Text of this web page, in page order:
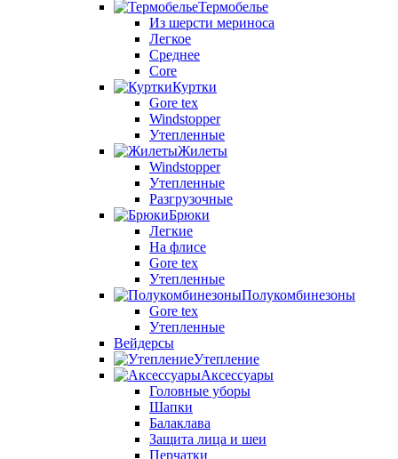
Термобелье
Из шерсти мериноса
Легкое
Среднее
Core
Куртки
Gore tex
Windstopper
Утепленные
Жилеты
Windstopper
Утепленные
Разгрузочные
Брюки
Легкие
На флисе
Gore tex
Утепленные
Полукомбинезоны
Gore tex
Утепленные
Вейдерсы
Утепление
Аксессуары
Головные уборы
Шапки
Балаклава
Защита лица и шеи
Перчатки